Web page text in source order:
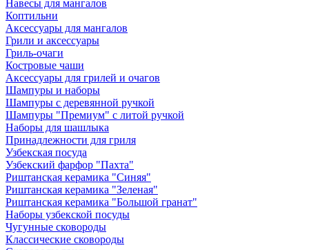
Навесы для мангалов
Коптильни
Аксессуары для мангалов
Грили и аксессуары
Гриль-очаги
Костровые чаши
Аксессуары для грилей и очагов
Шампуры и наборы
Шампуры с деревянной ручкой
Шампуры "Премиум" с литой ручкой
Наборы для шашлыка
Принадлежности для гриля
Узбекская посуда
Узбекский фарфор "Пахта"
Риштанская керамика "Синяя"
Риштанская керамика "Зеленая"
Риштанская керамика "Большой гранат"
Наборы узбекской посуды
Чугунные сковороды
Классические сковороды